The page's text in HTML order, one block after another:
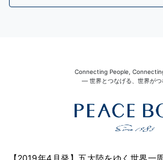
Connecting People,
― 世界とつなげる、世界が
【2019年4月発】五大陸をゆく世界一